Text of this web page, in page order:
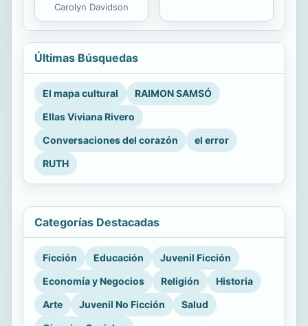
Carolyn Davidson
Últimas Búsquedas
El mapa cultural
RAIMON SAMSÓ
Ellas Viviana Rivero
Conversaciones del corazón
el error
RUTH
Categorías Destacadas
Ficción Educación
Juvenil Ficción
Economía y Negocios
Religión
Historia
Arte
Juvenil No Ficción
Salud